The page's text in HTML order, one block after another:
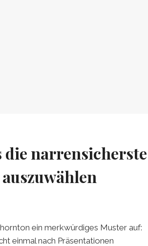
die narrensicherste
ein merkwürdiges Muster auf:
einmal nach Präsentationen